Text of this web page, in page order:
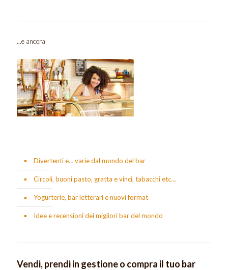
...e ancora
Divertenti e… varie dal mondo del bar
Circoli, buoni pasto, gratta e vinci, tabacchi etc…
Yogurterie, bar letterari e nuovi format
Idee e recensioni dei migliori bar del mondo
Vendi, prendi in gestione o compra il tuo bar